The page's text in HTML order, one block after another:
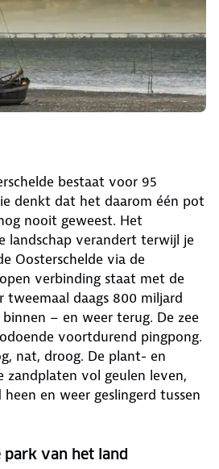
bestaat voor 95
denkt dat het daarom één pot
nooit geweest. Het
landschap verandert terwijl je
Oosterschelde via de
verbinding staat met de
tweemaal daags 800 miljard
– en weer terug. De zee
voortdurend pingpong.
nat, droog. De plant- en
zandplaten vol geulen leven,
en weer geslingerd tussen
van het land